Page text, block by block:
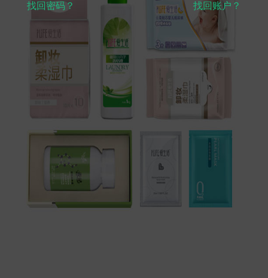
找回密码？ 找回账户？